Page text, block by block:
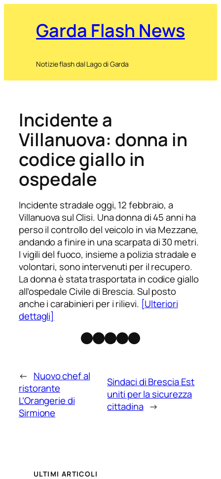
Garda Flash News
Notizie flash dal Lago di Garda
Incidente a
Villanuova: donna in
codice giallo in
ospedale
Incidente stradale oggi, 12 febbraio, a
Villanuova sul Clisi. Una donna di 45 anni ha
perso il controllo del veicolo in via Mezzane,
andando a finire in una scarpata di 30 metri.
I vigili del fuoco, insieme a polizia stradale e
volontari, sono intervenuti per il recupero.
La donna è stata trasportata in codice giallo
all’ospedale Civile di Brescia. Sul posto
anche i carabinieri per i rilievi. [Ulteriori
dettagli]
Facebook
Instagram
X Threads
Telegram
← Nuovo chef al
ristorante
L’Orangerie di
Sirmione
Sindaci di Brescia Est
uniti per la sicurezza
cittadina →
ULTIMI ARTICOLI